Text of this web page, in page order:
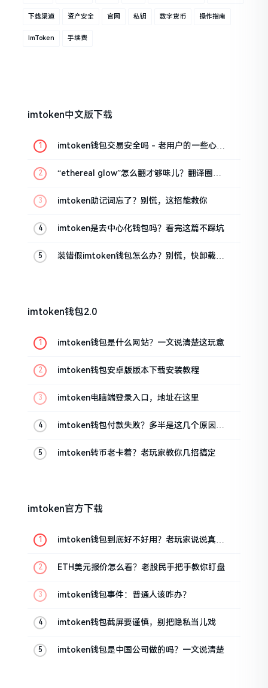
下载渠道 资产安全 官网 私钥 数字货币 操作指南
ImToken 手续费
imtoken中文版下载
imtoken钱包交易安全吗 - 老用户的一些心里
“ethereal glow”怎么翻才够味儿？翻译圈老
imtoken助记词忘了？别慌，这招能救你
imtoken是去中心化钱包吗？看完这篇不踩坑
装错假imtoken钱包怎么办？别慌，快卸载，
imtoken钱包2.0
imtoken钱包是什么网站？一文说清楚这玩意
imtoken钱包安卓版版本下载安装教程
imtoken电脑端登录入口，地址在这里
imtoken钱包付款失败？多半是这几个原因闹
imtoken转币老卡着？老玩家教你几招搞定
imtoken官方下载
imtoken钱包到底好不好用？老玩家说说真实
ETH美元报价怎么看？老股民手把手教你盯盘
imtoken钱包事件：普通人该咋办？
imtoken钱包截屏要谨慎，别把隐私当儿戏
imtoken钱包是中国公司做的吗？一文说清楚